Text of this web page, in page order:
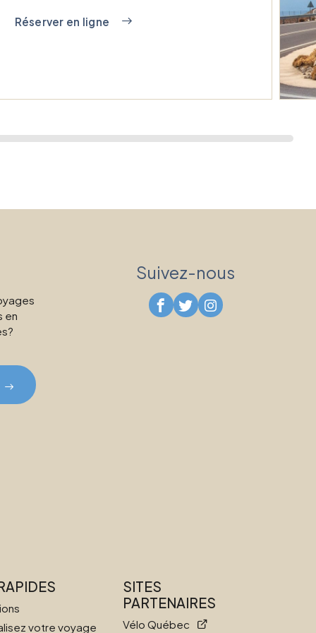
Réserver en ligne
en
Suivez-nous
votre voyage
SITES
PARTENAIRES
Vélo Québec